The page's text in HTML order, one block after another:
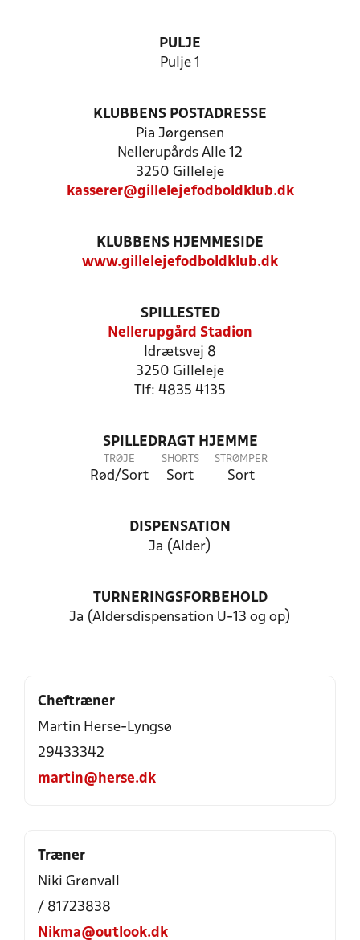
PULJE
Pulje 1
KLUBBENS POSTADRESSE
Pia Jørgensen
Nellerupårds Alle 12
3250 Gilleleje
kasserer@gillelejefodboldklub.dk
KLUBBENS HJEMMESIDE
www.gillelejefodboldklub.dk
SPILLESTED
Nellerupgård Stadion
Idrætsvej 8
3250 Gilleleje
Tlf: 4835 4135
SPILLEDRAGT HJEMME
TRØJE
Rød/Sort
SHORTS
Sort
STRØMPER
Sort
DISPENSATION
Ja (Alder)
TURNERINGSFORBEHOLD
Ja (Aldersdispensation U-13 og op)
Cheftræner
Martin Herse-Lyngsø
29433342
martin@herse.dk
Træner
Niki Grønvall
/ 81723838
Nikma@outlook.dk